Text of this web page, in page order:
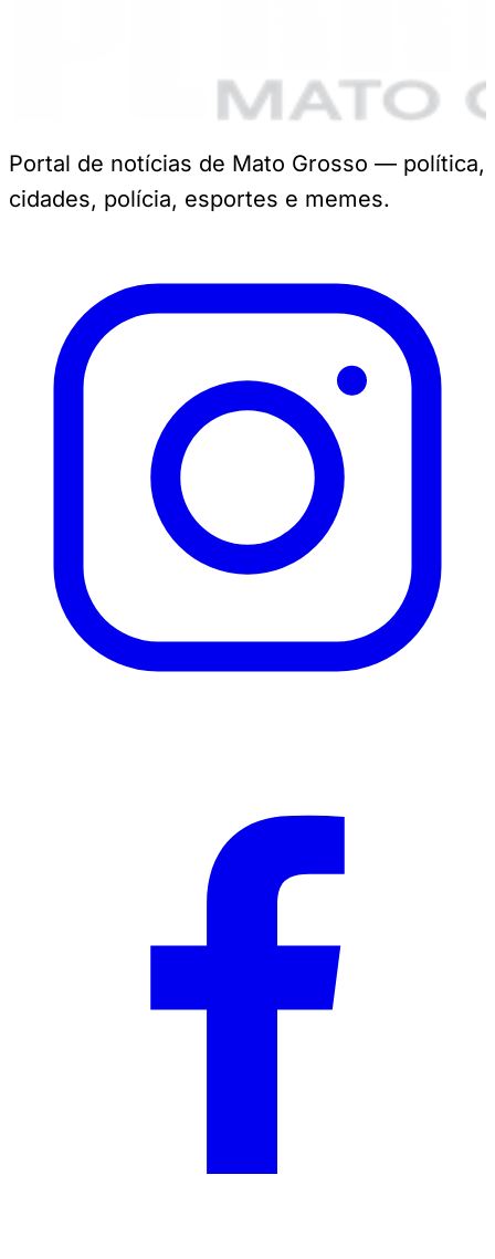
Portal de notícias de Mato Grosso — política,
cidades, polícia, esportes e memes.